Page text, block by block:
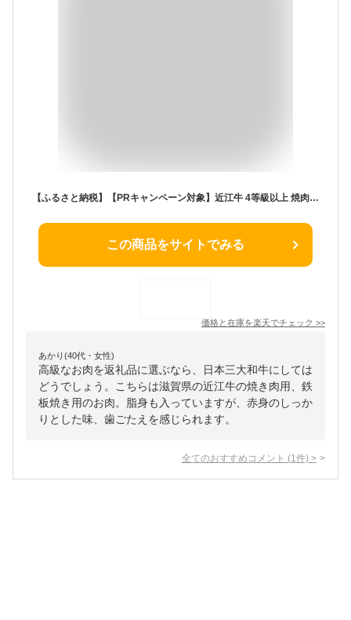
【ふるさと納税】【PRキャンペーン対象】近江牛 4等級以上 焼肉 鉄板焼用 400g 毛利志満 牛肉 牛肉 赤身 焼き肉 焼肉 牛 A4 A5 冷蔵 国産 滋賀県産 近江八幡 贈り物 ギフト 送料無料【リピート多数】【頑張った方へのご褒美を贅沢に】【畜産農家支援】
この商品をサイトでみる
価格と在庫を楽天でチェック >>
あかり(40代・女性)
高級なお肉を返礼品に選ぶなら、日本三大和牛にしては
どうでしょう。こちらは滋賀県の近江牛の焼き肉用、鉄
板焼き用のお肉。脂身も入っていますが、赤身のしっか
りとした味、歯ごたえを感じられます。
全てのおすすめコメント (1 件) >